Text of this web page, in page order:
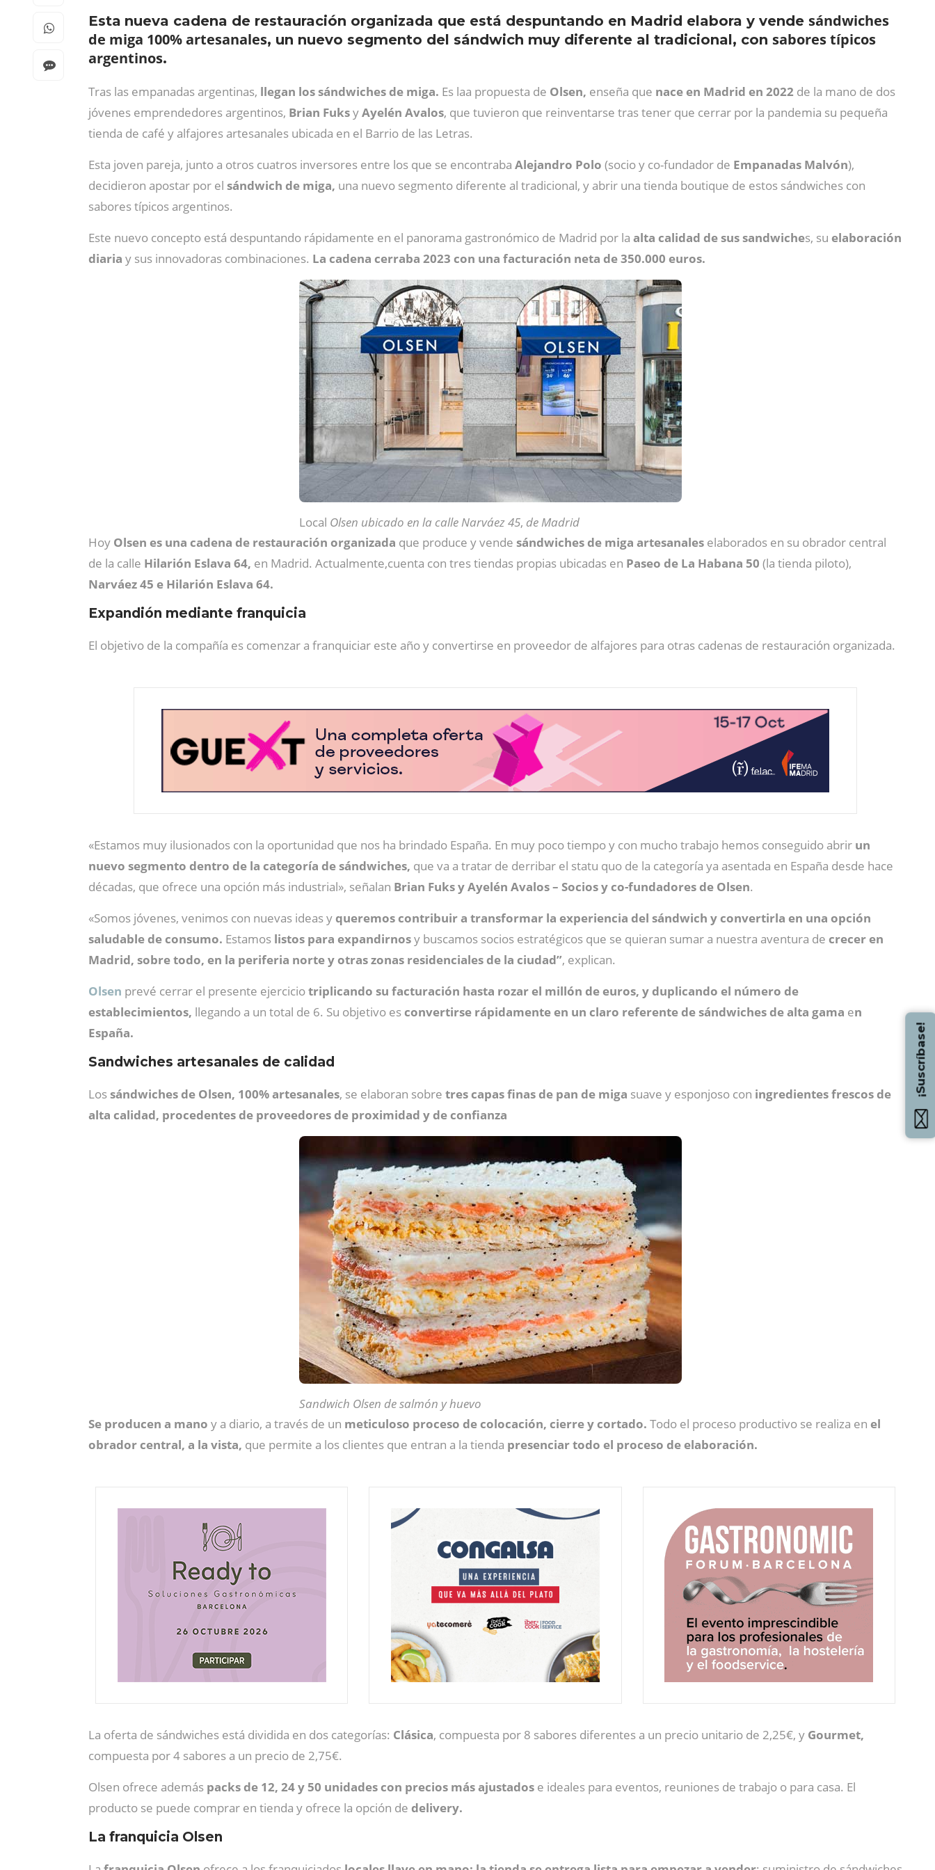
Esta nueva cadena de restauración organizada que está despuntando en Madrid elabora y vende sándwiches
de miga 100% artesanales, un nuevo segmento del sándwich muy diferente al tradicional, con sabores típicos
argentinos.
Tras las empanadas argentinas, llegan los sándwiches de miga. Es laa propuesta de Olsen, enseña que nace en Madrid en 2022 de la mano de dos
jóvenes emprendedores argentinos, Brian FuksyAyelén Avalos, que tuvieron que reinventarse tras tener que cerrar por la pandemia su pequeña
tienda de café y alfajores artesanales ubicada en el Barrio de las Letras.
Esta joven pareja, junto a otros cuatros inversores entre los que se encontraba Alejandro Polo (socio y co-fundador de Empanadas Malvón),
decidieron apostar por el sándwich de miga, una nuevo segmento diferente al tradicional, y abrir una tienda boutique de estos sándwiches con
sabores típicos argentinos.
Este nuevo concepto está despuntando rápidamente en el panorama gastronómico de Madrid por la alta calidad de sus sandwiches, su elaboración
diaria y sus innovadoras combinaciones. La cadena cerraba 2023 con una facturación neta de 350.000 euros.
Local Olsen ubicado en la calle Narváez 45, de Madrid
Hoy Olsen es una cadena de restauración organizada que produce y vende sándwiches de miga artesanales elaborados en su obrador central
de la calle Hilarión Eslava 64, en Madrid. Actualmente,cuenta con tres tiendas propias ubicadas en Paseo de La Habana 50 (la tienda piloto),
Narváez 45 e Hilarión Eslava 64.
Expandión mediante franquicia
El objetivo de la compañía es comenzar a franquiciar este año y convertirse en proveedor de alfajores para otras cadenas de restauración organizada.
«Estamos muy ilusionados con la oportunidad que nos ha brindado España. En muy poco tiempo y con mucho trabajo hemos conseguido abrir un
nuevo segmento dentro de la categoría de sándwiches, que va a tratar de derribar el statu quo de la categoría ya asentada en España desde hace
décadas, que ofrece una opción más industrial», señalan Brian Fuks y Ayelén Avalos – Socios y co-fundadores de Olsen.
«Somos jóvenes, venimos con nuevas ideas y queremos contribuir a transformar la experiencia del sándwich y convertirla en una opción
saludable de consumo. Estamos listos para expandirnosy buscamos socios estratégicos que se quieran sumar a nuestra aventura de crecer en
Madrid, sobre todo, en la periferia norte y otras zonas residenciales de la ciudad”, explican.
Olsen prevé cerrar el presente ejerciciotriplicando su facturación hasta rozar el millón de euros, y duplicando el número de
establecimientos, llegando a un total de 6. Su objetivo esconvertirse rápidamente en un claro referente de sándwiches de alta gama en
España.
Sandwiches artesanales de calidad
Lossándwiches de Olsen, 100% artesanales, se elaboran sobre tres capas finas de pan de miga suave y esponjoso con ingredientes frescos de
alta calidad, procedentes de proveedores de proximidad y de confianza
Sandwich Olsen de salmón y huevo
Se producen a mano y a diario, a través de un meticuloso proceso de colocación, cierre y cortado. Todo el proceso productivo se realiza en el
obrador central, a la vista, que permite a los clientes que entran a la tienda presenciar todo el proceso de elaboración.
La oferta de sándwiches está dividida en dos categorías: Clásica, compuesta por 8 sabores diferentes a un precio unitario de 2,25€, y Gourmet,
compuesta por 4 sabores a un precio de 2,75€.
Olsen ofrece además packs de 12, 24 y 50 unidades con precios más ajustados e ideales para eventos, reuniones de trabajo o para casa. El
producto se puede comprar en tienda y ofrece la opción de delivery.
La franquicia Olsen
¡Suscríbase!